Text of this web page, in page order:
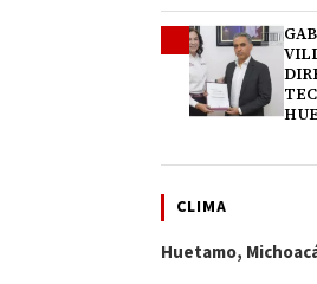
CLIMA
Huetamo,